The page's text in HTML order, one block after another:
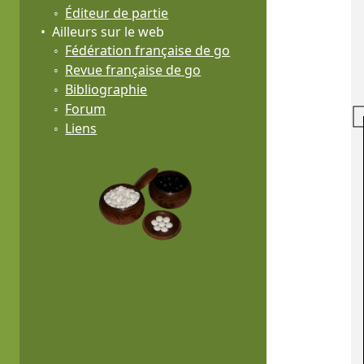
Éditeur de partie
Ailleurs sur le web
Fédération française de go
Revue française de go
Bibliographie
Forum
Liens